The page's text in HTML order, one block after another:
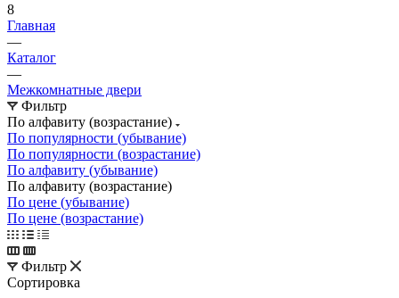
8
Главная
—
Каталог
—
Межкомнатные двери
Фильтр
По алфавиту (возрастание)
По популярности (убывание)
По популярности (возрастание)
По алфавиту (убывание)
По алфавиту (возрастание)
По цене (убывание)
По цене (возрастание)
Фильтр
Сортировка